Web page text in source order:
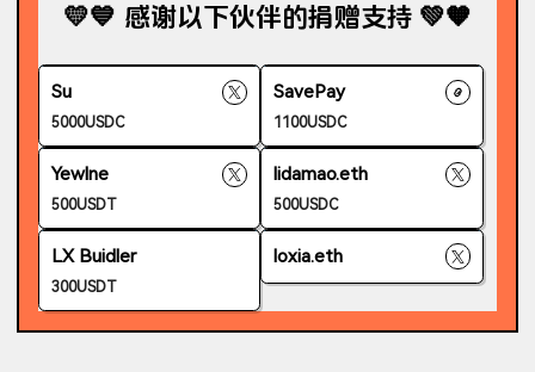
💛💙 感谢以下伙伴的捐赠支持 💚🧡
Su
5000USDC
SavePay
1100USDC
Yewlne
500USDT
lidamao.eth
500USDC
LX Buidler
300USDT
loxia.eth